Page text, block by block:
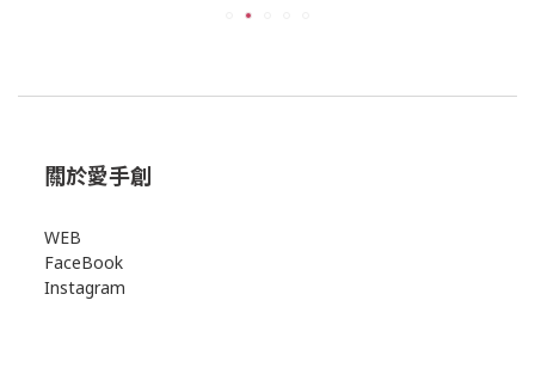
關於愛手創
WEB
FaceBook
Instagram